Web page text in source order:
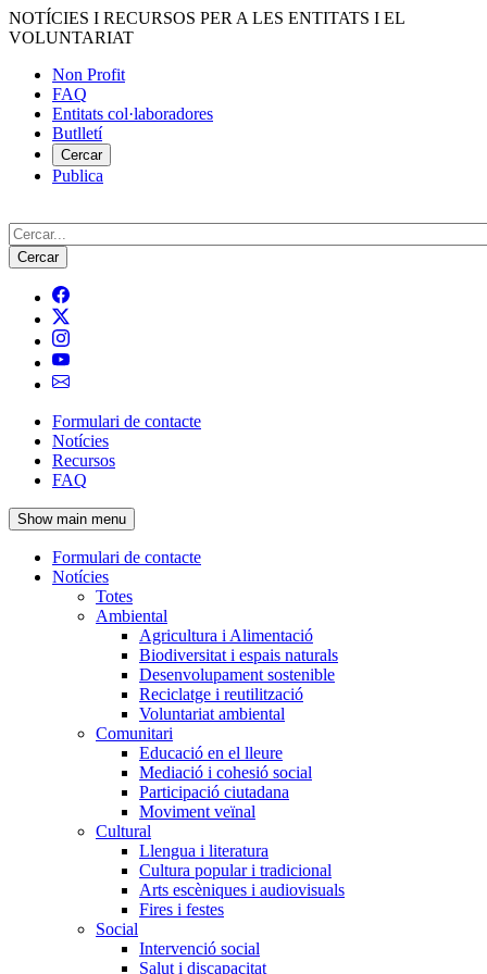
Vés
al
NOTÍCIES I RECURSOS PER A LES ENTITATS I EL
VOLUNTARIAT
Menú
del
compte
d'usuari
Non Profit
FAQ
Entitats col·laboradores
Butlletí
Cercar
Publica
Cerca
Navegació
principal
de
l'encapçalament
Formulari de contacte
Notícies
Recursos
FAQ
Show main menu
Navegació
principal
Formulari de contacte
Notícies
Totes
Ambiental
Agricultura i Alimentació
Biodiversitat i espais naturals
Desenvolupament sostenible
Reciclatge i reutilització
Voluntariat ambiental
Comunitari
Educació en el lleure
Mediació i cohesió social
Participació ciutadana
Moviment veïnal
Cultural
Llengua i literatura
Cultura popular i tradicional
Arts escèniques i audiovisuals
Fires i festes
Social
Intervenció social
Salut i discapacitat